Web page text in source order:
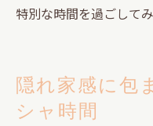
特別な時間を過ごして
隠れ家感に包
シャ時間